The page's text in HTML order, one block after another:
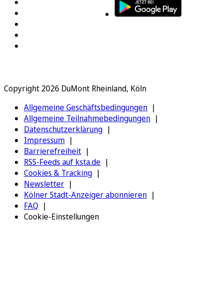
Copyright 2026 DuMont Rheinland, Köln
Allgemeine Geschäftsbedingungen
Allgemeine Teilnahmebedingungen
Datenschutzerklärung
Impressum
Barrierefreiheit
RSS-Feeds auf ksta.de
Cookies & Tracking
Newsletter
Kölner Stadt-Anzeiger abonnieren
FAQ
Cookie-Einstellungen